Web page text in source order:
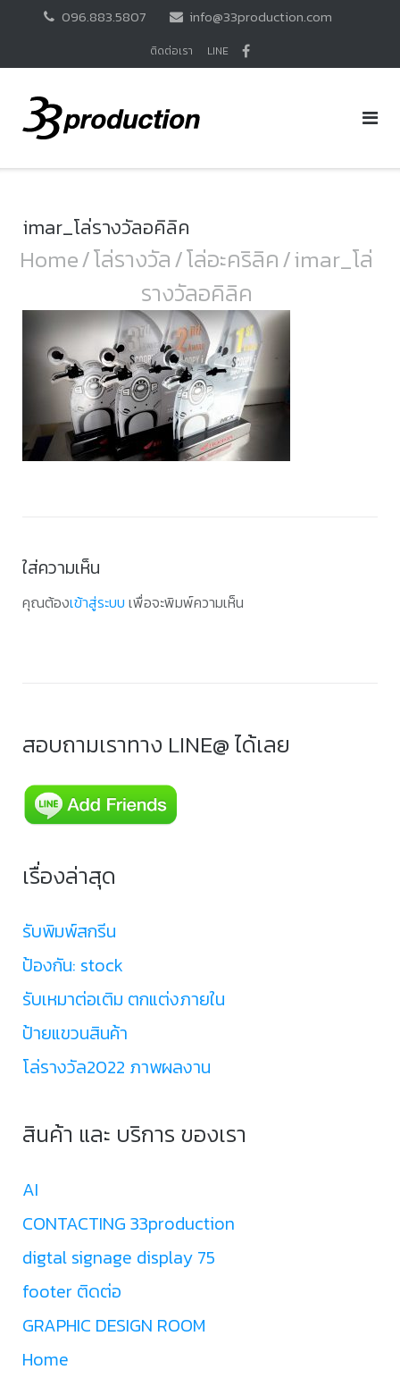
096.883.5807 info@33production.com
ติดต่อเรา LINE
imar_โล่รางวัลอคิลิค
Home/โล่รางวัล/โล่อะคริลิค/imar_โล่
รางวัลอคิลิค
ใส่ความเห็น
คุณต้องเข้าสู่ระบบ เพื่อจะพิมพ์ความเห็น
สอบถามเราทาง LINE@ ได้เลย
เรื่องล่าสุด
รับพิมพ์สกรีน
ป้องกัน: stock
รับเหมาต่อเติม ตกแต่งภายใน
ป้ายแขวนสินค้า
โล่รางวัล2022 ภาพผลงาน
สินค้า และ บริการ ของเรา
AI
CONTACTING 33production
digtal signage display 75
footer ติดต่อ
GRAPHIC DESIGN ROOM
Home